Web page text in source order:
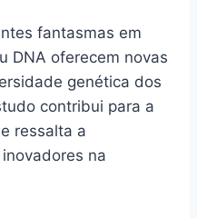
fantasmas em
DNA oferecem novas
genética dos
contribui para a
ressalta a
na